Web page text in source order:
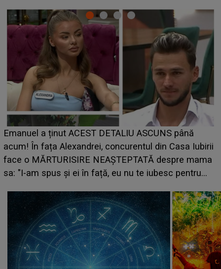
Iubirii
mama
LINE-UP UNTOLD ONE, ziua 2. La ce oră urcă
scena principală a festivalului Zara Larsson?
suedeză a ajuns deja în România și s-a filmat
camera de hotel